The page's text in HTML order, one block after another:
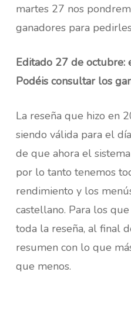
martes 27 nos
ganadores para
Editado 27 de octubre:
Podéis consultar los
La reseña que hizo en
siendo válida para el
de que ahora el
por lo tanto tenemos
rendimiento y los
castellano. Para los
toda la reseña, al final
resumen con lo que
que menos.